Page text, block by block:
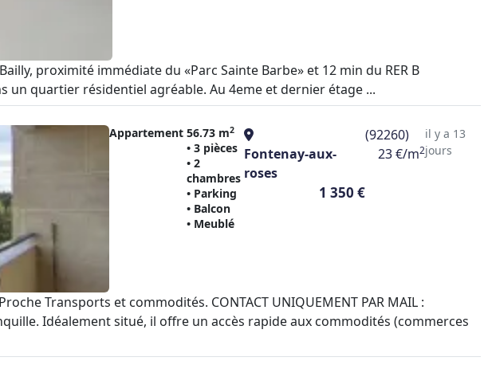
proximité immédiate du «Parc Sainte Barbe» et 12 min du RER B
un quartier résidentiel agréable. Au 4eme et dernier étage ...
Appartement 56.73 m2
• 3 pièces
• 2
chambres
• Parking
• Balcon
• Meublé
Fontenay-aux-
roses
1 350 €
(92260)
23 €/m2
il y a 13
jours
Transports et commodités. CONTACT UNIQUEMENT PAR MAIL :
Idéalement situé, il offre un accès rapide aux commodités (commerces